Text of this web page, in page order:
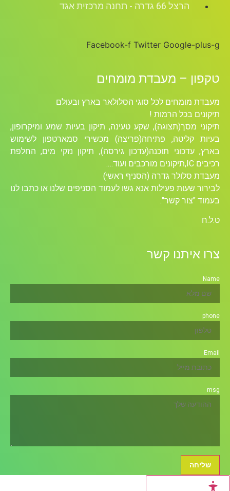
הרצל 66 גדרה - תחנה מרכזית אגד
Facebook-f Twitter Google-plus-g
טקפון – מעבדת מומחים
מעבדת מומחים לכל סוגי הסלולאר בארץ ובעולם
תיקונים בכל הרמות !
תיקוני מסך(תצוגה), שקע טעינה, תיקון בעיות שמע ומיקרופון,
בעיות קליטה, פתיחה(פריצה) מכשירי סמארטפון לשימוש
בארץ, עדכוני תוכנה(עדכון גירסה), תיקון נזקי מים, החלפת
רכיבים ICׁ,תיקונים מורכבים ועוד….
מעבדת סלולר גדרה (הסניף ראשי)
לבירור שעות פעילות אנא גשו לעמוד הסניפים שלנו או כתבו לנו
בעמוד "צור קשר".
ט.ל.ח
צרו איתנו קשר
Name
phone
Email
msg
שליחה